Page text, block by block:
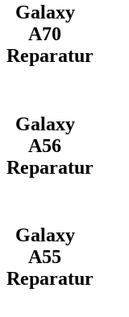
Galaxy
A70
Reparatur
Galaxy
A56
Reparatur
Galaxy
A55
Reparatur